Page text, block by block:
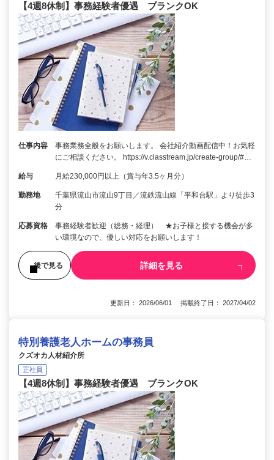
【4週8休制】事務経験者優遇 ブランクOK
仕事内容
事務業務全般をお願いします。 会社紹介動画配信中！お気軽
にご相談ください。 https://v.classtream.jp/create-group/#…
給与 月給230,000円以上（賞与年3.5ヶ月分）
勤務地
千葉県流山市流山9丁目／流鉄流山線「平和台駅」より徒歩3
分
応募資格
事務経験者歓迎（総務・経理） ★お子様と接する機会が多
い環境なので、優しい対応をお願いします！
後で見る 詳細を見る
更新日： 2026/06/01 掲載終了日： 2027/04/02
特別養護老人ホームの事務員
クズオカ人材紹介所
正社員
【4週8休制】事務経験者優遇 ブランクOK